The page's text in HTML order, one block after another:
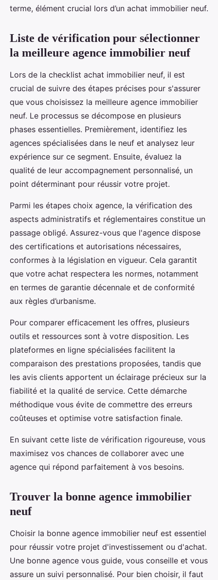
terme, élément crucial lors d’un achat immobilier neuf.
Liste de vérification pour sélectionner
la meilleure agence immobilier neuf
Lors de la checklist achat immobilier neuf, il est
crucial de suivre des étapes précises pour s'assurer
que vous choisissez la meilleure agence immobilier
neuf. Le processus se décompose en plusieurs
phases essentielles. Premièrement, identifiez les
agences spécialisées dans le neuf et analysez leur
expérience sur ce segment. Ensuite, évaluez la
qualité de leur accompagnement personnalisé, un
point déterminant pour réussir votre projet.
Parmi les étapes choix agence, la vérification des
aspects administratifs et réglementaires constitue un
passage obligé. Assurez-vous que l'agence dispose
des certifications et autorisations nécessaires,
conformes à la législation en vigueur. Cela garantit
que votre achat respectera les normes, notamment
en termes de garantie décennale et de conformité
aux règles d’urbanisme.
Pour comparer efficacement les offres, plusieurs
outils et ressources sont à votre disposition. Les
plateformes en ligne spécialisées facilitent la
comparaison des prestations proposées, tandis que
les avis clients apportent un éclairage précieux sur la
fiabilité et la qualité de service. Cette démarche
méthodique vous évite de commettre des erreurs
coûteuses et optimise votre satisfaction finale.
En suivant cette liste de vérification rigoureuse, vous
maximisez vos chances de collaborer avec une
agence qui répond parfaitement à vos besoins.
Trouver la bonne agence immobilier
neuf
Choisir la bonne agence immobilier neuf est essentiel
pour réussir votre projet d'investissement ou d'achat.
Une bonne agence vous guide, vous conseille et vous
assure un suivi personnalisé. Pour bien choisir, il faut